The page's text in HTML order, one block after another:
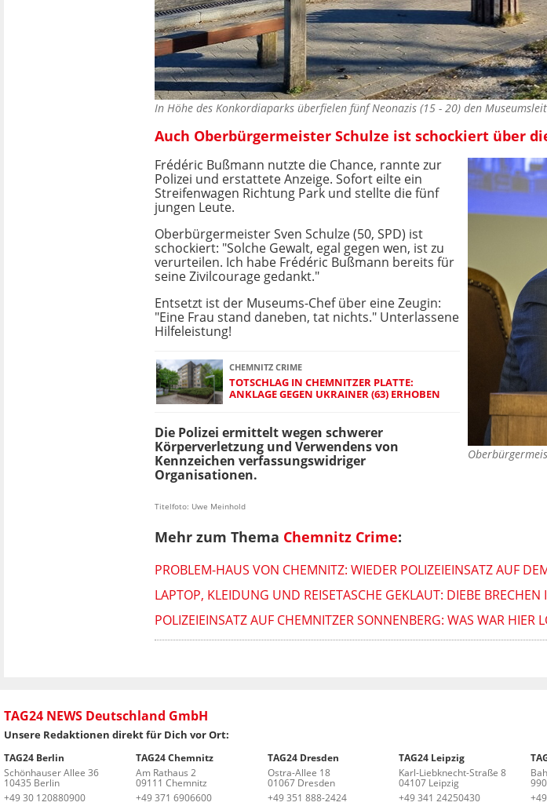
In Höhe des Konkordiaparks überfielen fünf Neonazis (15 - 20) den
Auch Oberbürgermeister Schulze ist schockiert über
Frédéric Bußmann nutzte die Chance, rannte zur
Polizei und erstattete Anzeige. Sofort eilte ein
Streifenwagen Richtung Park und stellte die fünf
jungen Leute.
Oberbürgermeister Sven Schulze (50, SPD) ist
schockiert: "Solche Gewalt, egal gegen wen, ist zu
verurteilen. Ich habe Frédéric Bußmann bereits für
seine Zivilcourage gedankt."
Entsetzt ist der Museums-Chef über eine Zeugin:
"Eine Frau stand daneben, tat nichts." Unterlassene
Hilfeleistung!
CHEMNITZ CRIME
TOTSCHLAG IN CHEMNITZER PLATTE:
ANKLAGE GEGEN UKRAINER (63) ERHOBEN
Die Polizei ermittelt wegen schwerer
Körperverletzung und Verwendens von
Kennzeichen verfassungswidriger
Organisationen.
Titelfoto: Uwe Meinhold
Mehr zum Thema Chemnitz Crime:
PROBLEM-HAUS VON CHEMNITZ: WIEDER POLIZEIEINSATZ AUF
LAPTOP, KLEIDUNG UND REISETASCHE GEKLAUT: DIEBE BRECHEN
POLIZEIEINSATZ AUF CHEMNITZER SONNENBERG: WAS WAR HIER
TAG24 NEWS Deutschland GmbH
Unsere Redaktionen direkt für Dich vor Ort:
TAG24 Berlin
Schönhauser Allee 36
10435 Berlin
+49 30 120880900
TAG24 Chemnitz
Am Rathaus 2
09111 Chemnitz
+49 371 6906600
TAG24 Dresden
Ostra-Allee 18
01067 Dresden
+49 351 888-2424
TAG24 Leipzig
Karl-Liebknecht-Straße 8
04107 Leipzig
+49 341 24250430